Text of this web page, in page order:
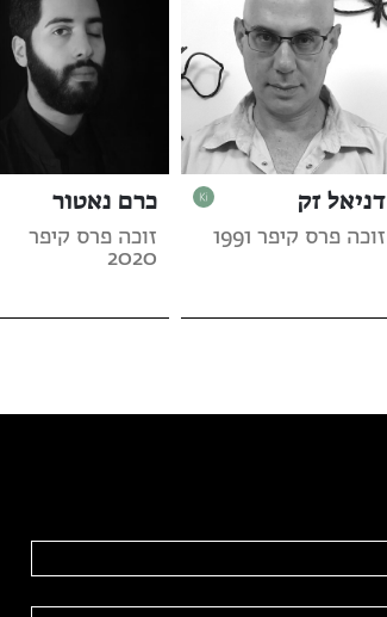
דניאל זק
זוכה פרס קיפר 1991
כרם נאטור
זוכה פרס קיפר
2020